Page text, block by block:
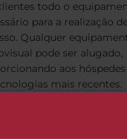
todo o
para a realização
Qualquer
pode ser alugado,
aos
mais recentes.